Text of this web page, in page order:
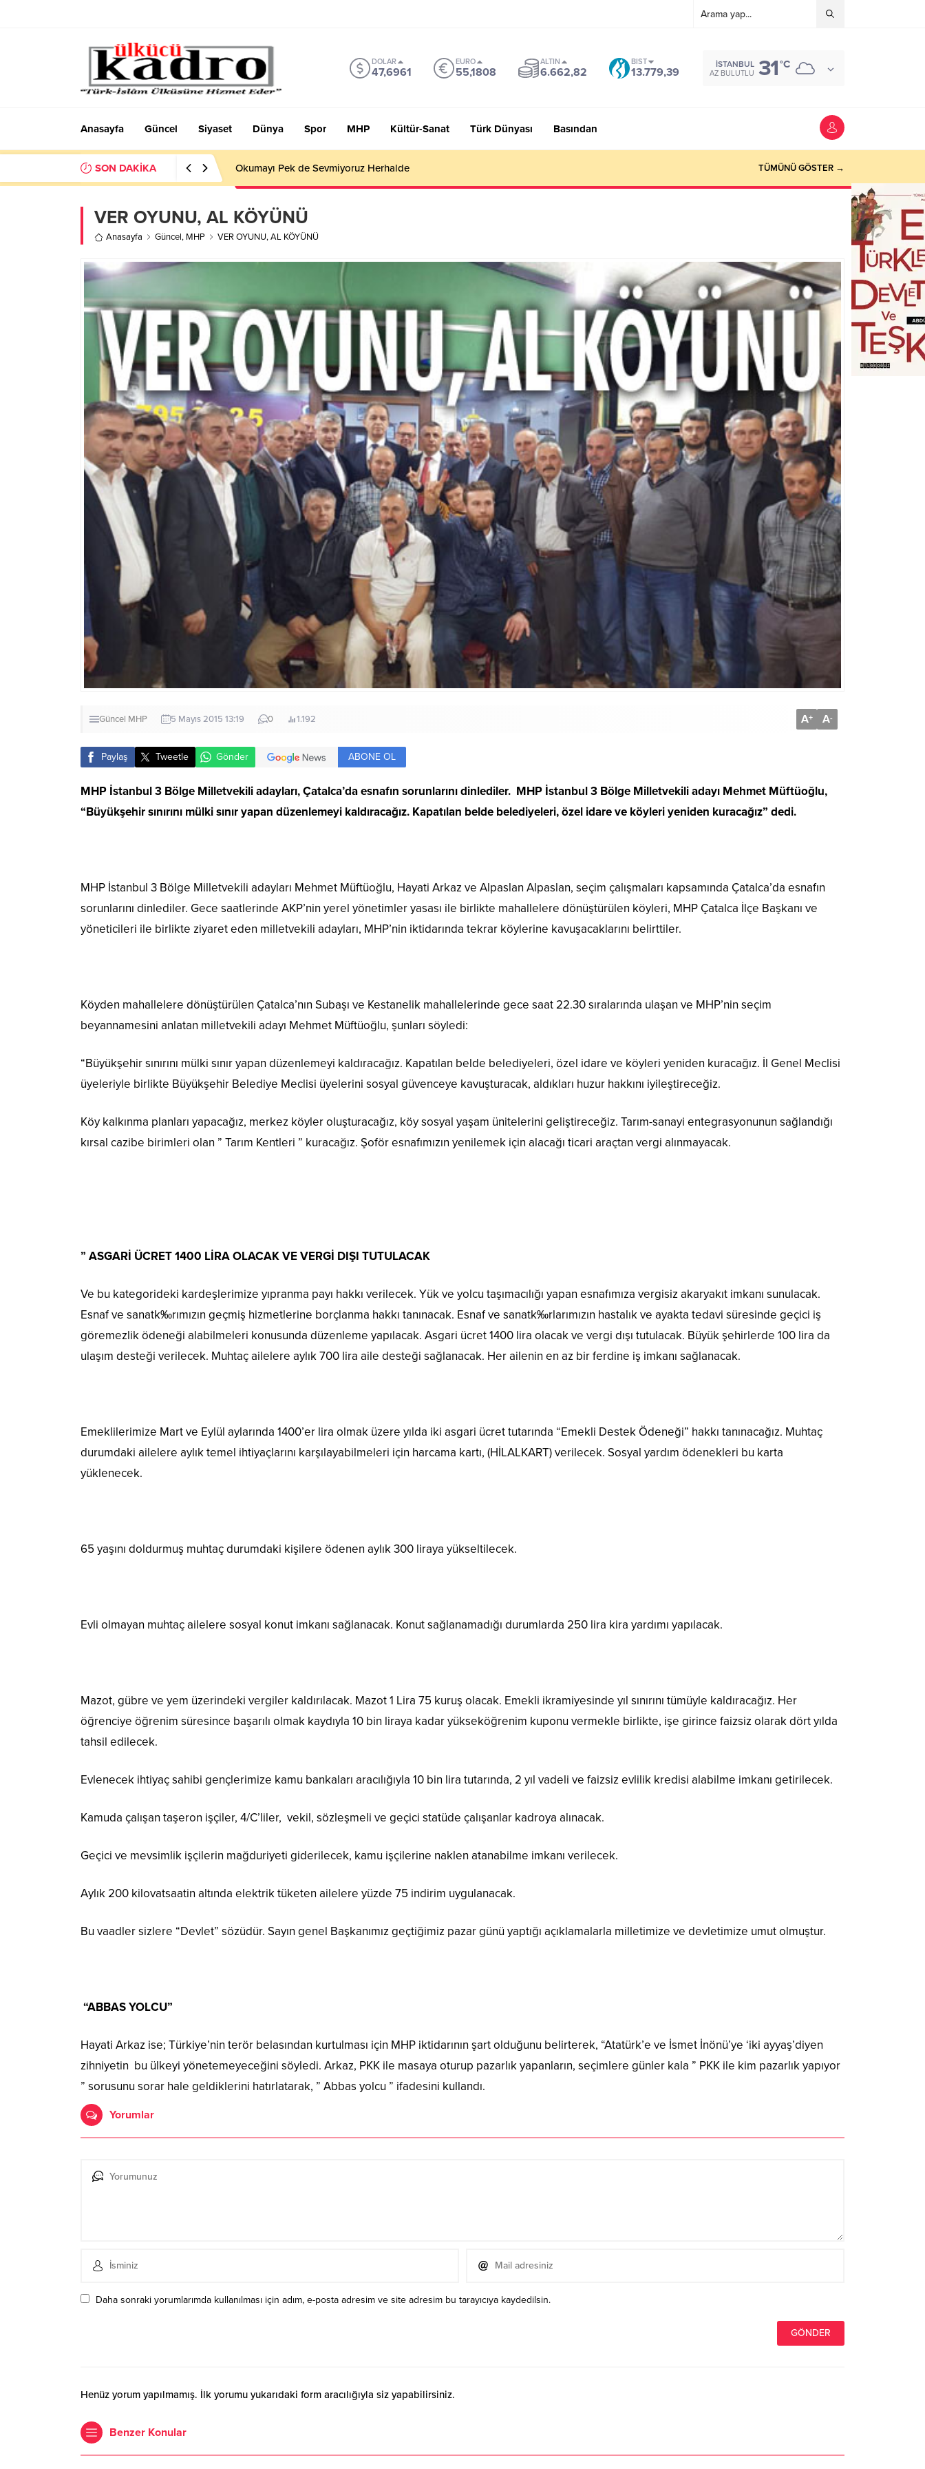
DOLAR
47,6961
EURO
55,1808
ALTIN
6.662,82
BIST
13.779,39
İSTANBUL
AZ BULUTLU 31°C
Anasayfa Güncel Siyaset Dünya Spor MHP Kültür-Sanat Türk Dünyası Basından
SON DAKİKA Okumayı Pek de Sevmiyoruz Herhalde TÜMÜNÜ GÖSTER →
VER OYUNU, AL KÖYÜNÜ
Anasayfa Güncel, MHP VER OYUNU, AL KÖYÜNÜ
Güncel MHP 5 Mayıs 2015 13:19 0 1.192 A+ A-
Paylaş Tweetle Gönder ABONE OL
MHP İstanbul 3 Bölge Milletvekili adayları, Çatalca’da esnafın sorunlarını dinlediler. MHP İstanbul 3 Bölge Milletvekili adayı Mehmet Müftüoğlu,
“Büyükşehir sınırını mülki sınır yapan düzenlemeyi kaldıracağız. Kapatılan belde belediyeleri, özel idare ve köyleri yeniden kuracağız” dedi.
MHP İstanbul 3 Bölge Milletvekili adayları Mehmet Müftüoğlu, Hayati Arkaz ve Alpaslan Alpaslan, seçim çalışmaları kapsamında Çatalca’da esnafın
sorunlarını dinlediler. Gece saatlerinde AKP’nin yerel yönetimler yasası ile birlikte mahallelere dönüştürülen köyleri, MHP Çatalca İlçe Başkanı ve
yöneticileri ile birlikte ziyaret eden milletvekili adayları, MHP’nin iktidarında tekrar köylerine kavuşacaklarını belirttiler.
Köyden mahallelere dönüştürülen Çatalca’nın Subaşı ve Kestanelik mahallelerinde gece saat 22.30 sıralarında ulaşan ve MHP’nin seçim
beyannamesini anlatan milletvekili adayı Mehmet Müftüoğlu, şunları söyledi:
“Büyükşehir sınırını mülki sınır yapan düzenlemeyi kaldıracağız. Kapatılan belde belediyeleri, özel idare ve köyleri yeniden kuracağız. İl Genel Meclisi
üyeleriyle birlikte Büyükşehir Belediye Meclisi üyelerini sosyal güvenceye kavuşturacak, aldıkları huzur hakkını iyileştireceğiz.
Köy kalkınma planları yapacağız, merkez köyler oluşturacağız, köy sosyal yaşam ünitelerini geliştireceğiz. Tarım-sanayi entegrasyonunun sağlandığı
kırsal cazibe birimleri olan ” Tarım Kentleri ” kuracağız. Şoför esnafımızın yenilemek için alacağı ticari araçtan vergi alınmayacak.
” ASGARİ ÜCRET 1400 LİRA OLACAK VE VERGİ DIŞI TUTULACAK
Ve bu kategorideki kardeşlerimize yıpranma payı hakkı verilecek. Yük ve yolcu taşımacılığı yapan esnafımıza vergisiz akaryakıt imkanı sunulacak.
Esnaf ve sanatk‰rımızın geçmiş hizmetlerine borçlanma hakkı tanınacak. Esnaf ve sanatk‰rlarımızın hastalık ve ayakta tedavi süresinde geçici iş
göremezlik ödeneği alabilmeleri konusunda düzenleme yapılacak. Asgari ücret 1400 lira olacak ve vergi dışı tutulacak. Büyük şehirlerde 100 lira da
ulaşım desteği verilecek. Muhtaç ailelere aylık 700 lira aile desteği sağlanacak. Her ailenin en az bir ferdine iş imkanı sağlanacak.
Emeklilerimize Mart ve Eylül aylarında 1400’er lira olmak üzere yılda iki asgari ücret tutarında “Emekli Destek Ödeneği” hakkı tanınacağız. Muhtaç
durumdaki ailelere aylık temel ihtiyaçlarını karşılayabilmeleri için harcama kartı, (HİLALKART) verilecek. Sosyal yardım ödenekleri bu karta
yüklenecek.
65 yaşını doldurmuş muhtaç durumdaki kişilere ödenen aylık 300 liraya yükseltilecek.
Evli olmayan muhtaç ailelere sosyal konut imkanı sağlanacak. Konut sağlanamadığı durumlarda 250 lira kira yardımı yapılacak.
Mazot, gübre ve yem üzerindeki vergiler kaldırılacak. Mazot 1 Lira 75 kuruş olacak. Emekli ikramiyesinde yıl sınırını tümüyle kaldıracağız. Her
öğrenciye öğrenim süresince başarılı olmak kaydıyla 10 bin liraya kadar yükseköğrenim kuponu vermekle birlikte, işe girince faizsiz olarak dört yılda
tahsil edilecek.
Evlenecek ihtiyaç sahibi gençlerimize kamu bankaları aracılığıyla 10 bin lira tutarında, 2 yıl vadeli ve faizsiz evlilik kredisi alabilme imkanı getirilecek.
Kamuda çalışan taşeron işçiler, 4/C’liler, vekil, sözleşmeli ve geçici statüde çalışanlar kadroya alınacak.
Geçici ve mevsimlik işçilerin mağduriyeti giderilecek, kamu işçilerine naklen atanabilme imkanı verilecek.
Aylık 200 kilovatsaatin altında elektrik tüketen ailelere yüzde 75 indirim uygulanacak.
Bu vaadler sizlere “Devlet” sözüdür. Sayın genel Başkanımız geçtiğimiz pazar günü yaptığı açıklamalarla milletimize ve devletimize umut olmuştur.
“ABBAS YOLCU”
Hayati Arkaz ise; Türkiye’nin terör belasından kurtulması için MHP iktidarının şart olduğunu belirterek, “Atatürk’e ve İsmet İnönü’ye ‘iki ayyaş’diyen
zihniyetin bu ülkeyi yönetemeyeceğini söyledi. Arkaz, PKK ile masaya oturup pazarlık yapanların, seçimlere günler kala ” PKK ile kim pazarlık yapıyor
” sorusunu sorar hale geldiklerini hatırlatarak, ” Abbas yolcu ” ifadesini kullandı.
Yorumlar
Daha sonraki yorumlarımda kullanılması için adım, e-posta adresim ve site adresim bu tarayıcıya kaydedilsin.
Henüz yorum yapılmamış. İlk yorumu yukarıdaki form aracılığıyla siz yapabilirsiniz.
Benzer Konular